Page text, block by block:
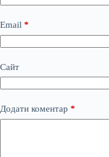
Email *
Сайт
Додати коментар *